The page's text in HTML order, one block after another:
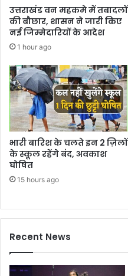
उत्तराखंड वन महकमे में तबादलों
की बौछार, शासन ने जारी किए
नई जिम्मेदारियों के आदेश
1 hour ago
भारी बारिश के चलते इन 2 ज़िलों
के स्कूल रहेंगे बंद, अवकाश
घोषित
15 hours ago
Recent News